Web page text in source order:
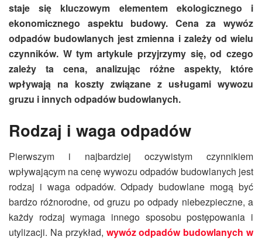
staje się kluczowym elementem ekologicznego i
ekonomicznego aspektu budowy. Cena za wywóz
odpadów budowlanych jest zmienna i zależy od wielu
czynników. W tym artykule przyjrzymy się, od czego
zależy ta cena, analizując różne aspekty, które
wpływają na koszty związane z usługami wywozu
gruzu i innych odpadów budowlanych.
Rodzaj i waga odpadów
Pierwszym i najbardziej oczywistym czynnikiem
wpływającym na cenę wywozu odpadów budowlanych jest
rodzaj i waga odpadów. Odpady budowlane mogą być
bardzo różnorodne, od gruzu po odpady niebezpieczne, a
każdy rodzaj wymaga innego sposobu postępowania i
utylizacji. Na przykład, wywóz odpadów budowlanych w